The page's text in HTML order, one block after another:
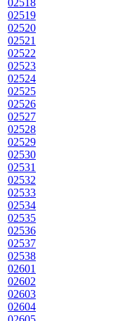
02518
02519
02520
02521
02522
02523
02524
02525
02526
02527
02528
02529
02530
02531
02532
02533
02534
02535
02536
02537
02538
02601
02602
02603
02604